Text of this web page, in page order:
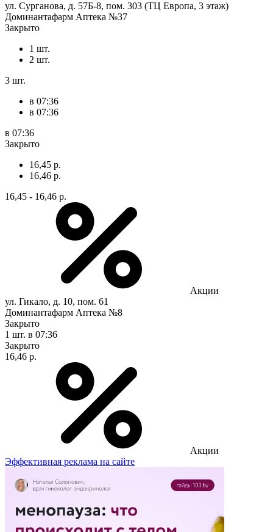
ул. Сурганова, д. 57Б-8, пом. 303 (ТЦ Европа, 3 этаж)
Доминантафарм Аптека №37
Закрыто
1 шт.
2 шт.
3 шт.
в 07:36
в 07:36
в 07:36
Закрыто
16,45 р.
16,46 р.
16,45 - 16,46 р.
Акции
ул. Гикало, д. 10, пом. 61
Доминантафарм Аптека №8
Закрыто
1 шт. в 07:36
Закрыто
16,46 р.
Акции
Эффективная реклама на сайте